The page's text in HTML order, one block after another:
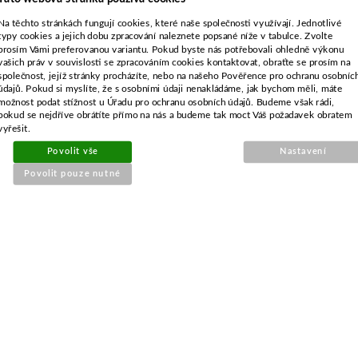
John Deere R43S, R43V, R43VE, R43VO,
R43VT
Sabo 43-130H Classic, 43-4 Economy, 43-4
Special
Sabo 43-4 Standard 43-4TH Classic, 43-40
Sabo 43-Centura Classic, 43-OHC Classic
těchto stránkách fungují cookies, které naše společnosti využívají. Jednotlivé
cookies a jejich dobu zpracování naleznete popsané níže v tabulce. Zvolte
Vámi preferovanou variantu. Pokud byste nás potřebovali ohledně výkonu
práv v souvislosti se zpracováním cookies kontaktovat, obraťte se prosím na
jejíž stránky procházíte, nebo na našeho Pověřence pro ochranu
Pokud si myslíte, že s osobními údaji nenakládáme, jak bychom měli, máte
podat stížnost u Úřadu pro ochranu osobních údajů. Budeme však rádi,
se nejdříve obrátíte přímo na nás a budeme tak moct Váš požadavek obratem
Povolit vše
Povolit pouze nutné
Nastavení